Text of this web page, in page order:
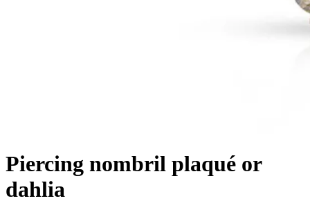
Piercing nombril plaqué or
dahlia